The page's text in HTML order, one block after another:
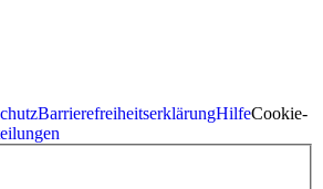
BarrierefreiheitserklärungHilfeCookie-